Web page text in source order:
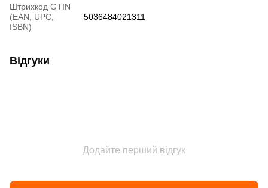
Штрихкод GTIN
(EAN, UPC,
ISBN)
5036484021311
Відгуки
Додайте перший відгук